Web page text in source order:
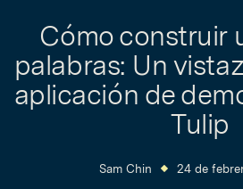
Cómo construir
palabras: Un
aplicación de
Tulip
Sam Chin 24 de